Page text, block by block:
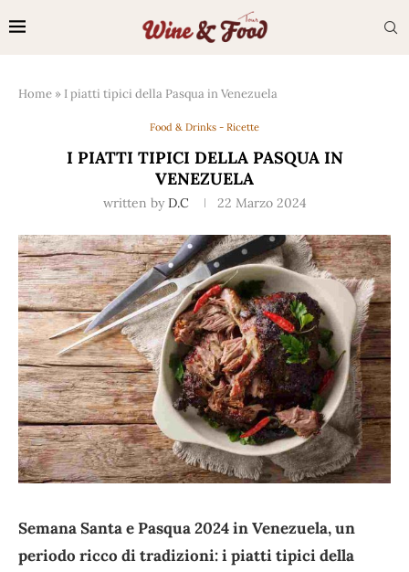
Home » I piatti tipici della Pasqua in Venezuela
Food & Drinks - Ricette
I PIATTI TIPICI DELLA PASQUA IN
VENEZUELA
written by D.C 22 Marzo 2024
Semana Santa e Pasqua 2024 in Venezuela, un
periodo ricco di tradizioni: i piatti tipici della